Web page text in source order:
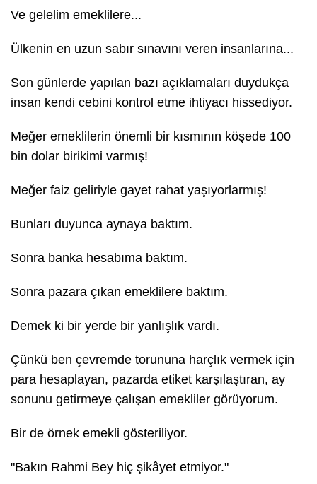
Ve gelelim emeklilere...
Ülkenin en uzun sabır sınavını veren insanlarına...
Son günlerde yapılan bazı açıklamaları duydukça
insan kendi cebini kontrol etme ihtiyacı hissediyor.
Meğer emeklilerin önemli bir kısmının köşede 100
bin dolar birikimi varmış!
Meğer faiz geliriyle gayet rahat yaşıyorlarmış!
Bunları duyunca aynaya baktım.
Sonra banka hesabıma baktım.
Sonra pazara çıkan emeklilere baktım.
Demek ki bir yerde bir yanlışlık vardı.
Çünkü ben çevremde torununa harçlık vermek için
para hesaplayan, pazarda etiket karşılaştıran, ay
sonunu getirmeye çalışan emekliler görüyorum.
Bir de örnek emekli gösteriliyor.
"Bakın Rahmi Bey hiç şikâyet etmiyor."